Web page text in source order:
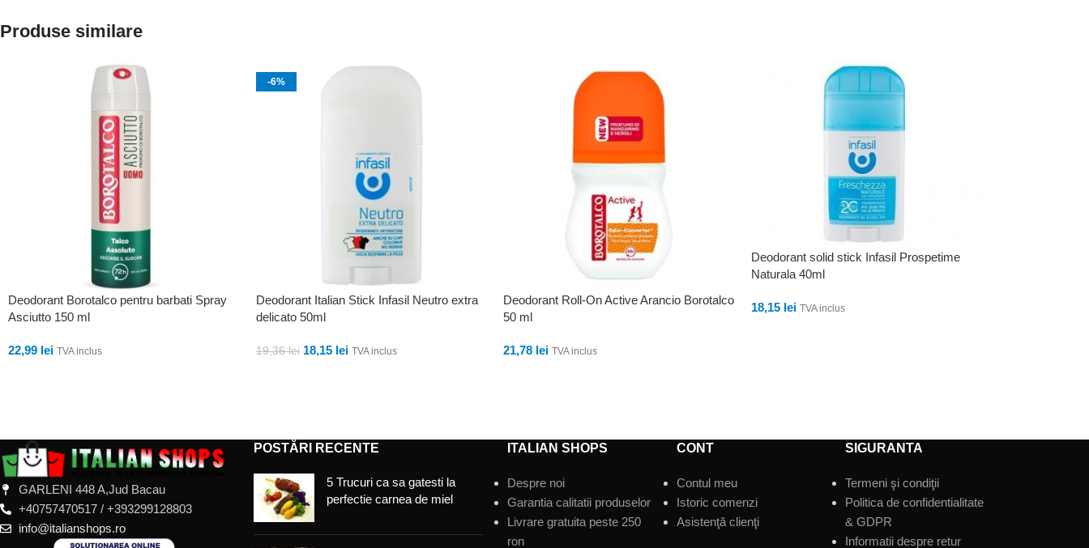
Produse similare
Deodorant Borotalco pentru barbati Spray
Asciutto 150 ml
22,99 lei TVA inclus
-6%
Deodorant Italian Stick Infasil Neutro extra
delicato 50ml
19,36lei 18,15 lei TVA inclus
Deodorant Roll-On Active Arancio Borotalco
50 ml
21,78 lei TVA inclus
Deodorant solid stick Infasil Prospetime
Naturala 40ml
18,15 lei TVA inclus
GARLENI 448 A,Jud Bacau
+40757470517 / +393299128803
info@italianshops.ro
POSTĂRI RECENTE
5 Trucuri ca sa gatesti la
perfectie carnea de miel
ITALIAN SHOPS
Despre noi
Garantia calitatii produselor
Livrare gratuita peste 250
ron
CONT
Contul meu
Istoric comenzi
Asistenţă clienţi
SIGURANTA
Termeni şi condiţii
Politica de confidentialitate
& GDPR
Informatii despre retur